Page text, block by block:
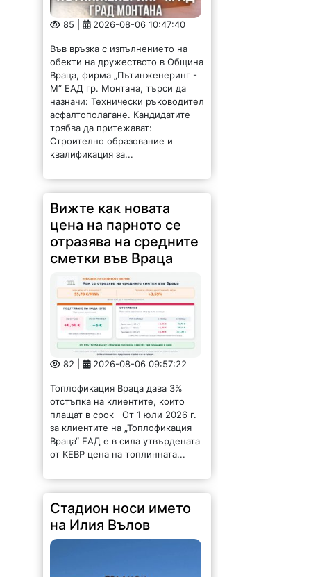
85 | 2026-08-06 10:47:40
Във връзка с изпълнението на
обекти на дружеството в Община
Враца, фирма „Пътинженеринг -
М“ ЕАД гр. Монтана, търси да
назначи: Технически ръководител
асфалтополагане. Кандидатите
трябва да притежават:
Строително образование и
квалификация за...
Вижте как новата
цена на парното се
отразява на средните
сметки във Враца
82 | 2026-08-06 09:57:22
Топлофикация Враца дава 3%
отстъпка на клиентите, които
плащат в срок От 1 юли 2026 г.
за клиентите на „Топлофикация
Враца“ ЕАД е в сила утвърдената
от КЕВР цена на топлинната...
Стадион носи името
на Илия Вълов